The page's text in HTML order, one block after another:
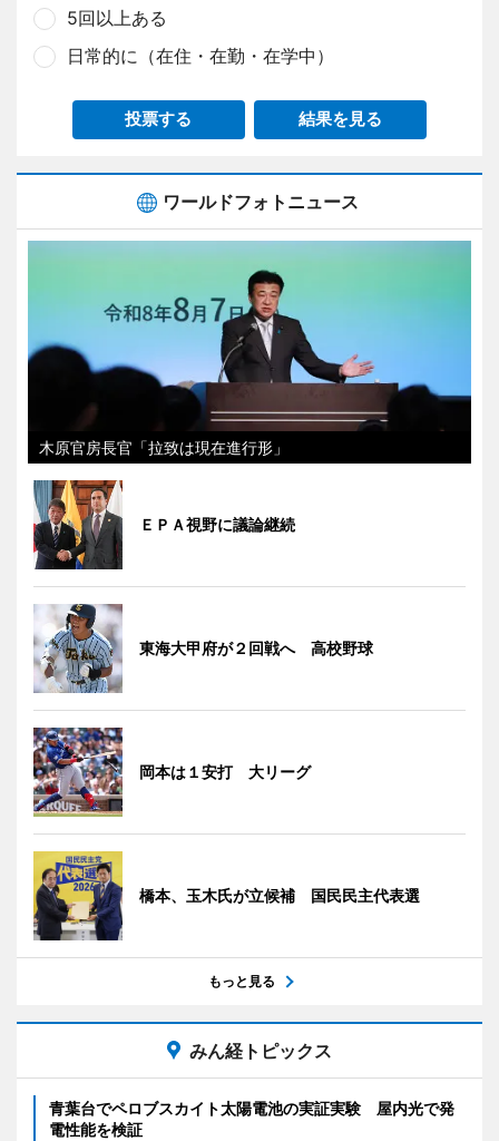
5回以上ある
日常的に（在住・在勤・在学中）
投票する 結果を見る
ワールドフォトニュース
木原官房長官「拉致は現在進行形」
ＥＰＡ視野に議論継続
東海大甲府が２回戦へ 高校野球
岡本は１安打 大リーグ
橋本、玉木氏が立候補 国民民主代表選
もっと見る
みん経トピックス
青葉台でペロブスカイト太陽電池の実証実験 屋内光で発
電性能を検証